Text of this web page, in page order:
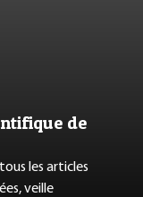
de
les articles
veille